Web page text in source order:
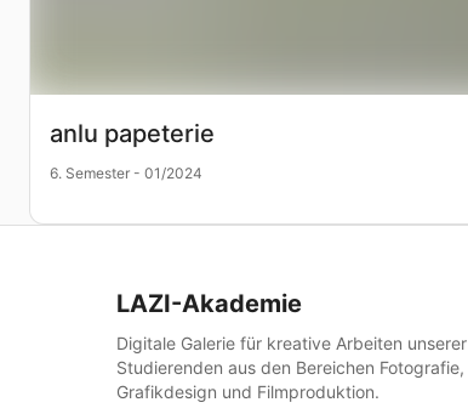
anlu papeterie
6. Semester - 01/2024
LAZI-Akademie
Digitale Galerie für kreative Arbeiten unserer
Studierenden aus den Bereichen Fotografie,
Grafikdesign und Filmproduktion.